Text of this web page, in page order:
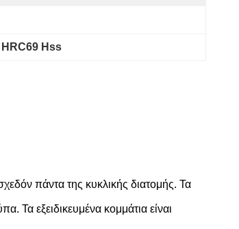
Hss
πάντα της κυκλικής διατομής. Τα
Τα εξειδικευμένα κομμάτια είναι